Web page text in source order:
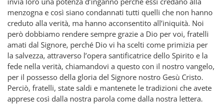
menzogna e così siano condannati tutti quelli che non hanno
creduto alla verità, ma hanno acconsentito all’iniquità. Noi
però dobbiamo rendere sempre grazie a Dio per voi, fratelli
amati dal Signore, perché Dio vi ha scelti come primizia per
la salvezza, attraverso l’opera santificatrice dello Spirito e la
fede nella verità, chiamandovi a questo con il nostro vangelo,
per il possesso della gloria del Signore nostro Gesù Cristo.
Perciò, fratelli, state saldi e mantenete le tradizioni che avete
apprese così dalla nostra parola come dalla nostra lettera.